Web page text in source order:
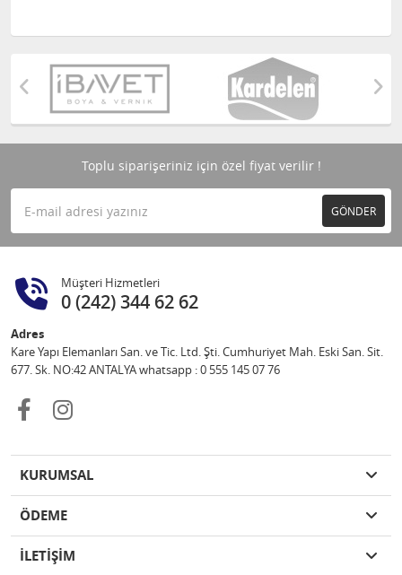
Toplu siparişeriniz için özel fiyat verilir !
GÖNDER
Müşteri Hizmetleri
0 (242) 344 62 62
Adres
Kare Yapı Elemanları San. ve Tic. Ltd. Şti. Cumhuriyet Mah. Eski San. Sit.
677. Sk. NO:42 ANTALYA whatsapp : 0 555 145 07 76
KURUMSAL
ÖDEME
İLETİŞİM